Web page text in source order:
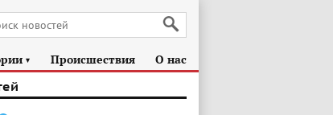
► Происшествия О нас